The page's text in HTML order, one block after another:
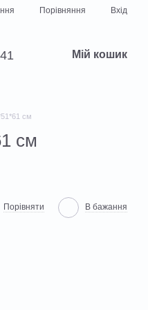
Порівняння Вхід
Мій кошик
см
см
Порівняти В бажання